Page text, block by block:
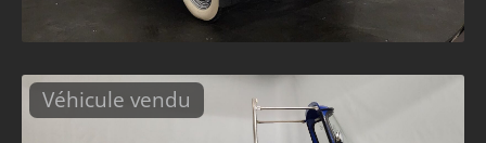
Véhicule vendu